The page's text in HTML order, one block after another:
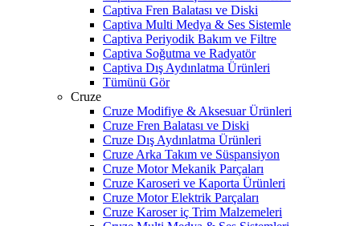
Captiva Fren Balatası ve Diski
Captiva Multi Medya & Ses Sistemle
Captiva Periyodik Bakım ve Filtre
Captiva Soğutma ve Radyatör
Captiva Dış Aydınlatma Ürünleri
Tümünü Gör
Cruze
Cruze Modifiye & Aksesuar Ürünleri
Cruze Fren Balatası ve Diski
Cruze Dış Aydınlatma Ürünleri
Cruze Arka Takım ve Süspansiyon
Cruze Motor Mekanik Parçaları
Cruze Karoseri ve Kaporta Ürünleri
Cruze Motor Elektrik Parçaları
Cruze Karoser iç Trim Malzemeleri